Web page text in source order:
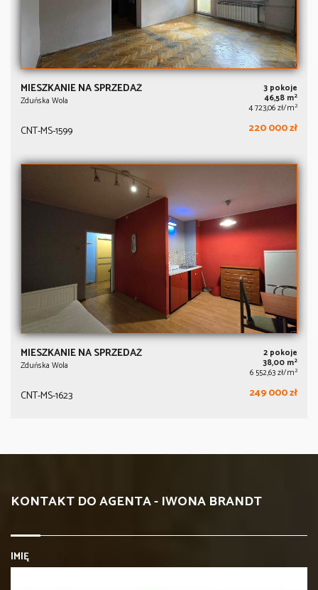
MIESZKANIE NA SPRZEDAŻ
Zduńska Wola
3 pokoje
46,58 m2
4 723,06 zł/m2
CNT-MS-1599 220 000 zł
MIESZKANIE NA SPRZEDAŻ
Zduńska Wola
2 pokoje
38,00 m2
6 552,63 zł/m2
CNT-MS-1623 249 000 zł
KONTAKT DO AGENTA - IWONA BRANDT
IMIĘ